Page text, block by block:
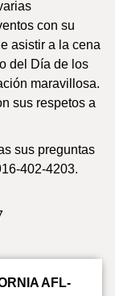
con su
asistir a la cena
del Día de los
maravillosa.
sus respetos a
sus preguntas
402-4203.
AFL-